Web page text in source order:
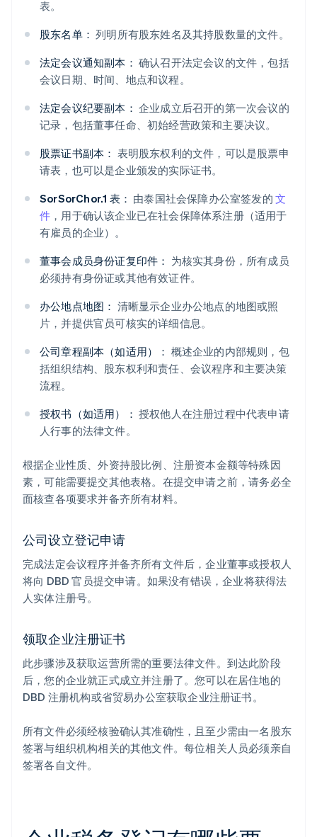
表。
股东名单： 列明所有股东姓名及其持股数量的文件。
法定会议通知副本： 确认召开法定会议的文件，包括
会议日期、时间、地点和议程。
法定会议纪要副本： 企业成立后召开的第一次会议的
记录，包括董事任命、初始经营政策和主要决议。
股票证书副本： 表明股东权利的文件，可以是股票申
请表，也可以是企业颁发的实际证书。
SorSorChor.1 表： 由泰国社会保障办公室签发的 文
件 ，用于确认该企业已在社会保障体系注册（适用于
有雇员的企业）。
董事会成员身份证复印件： 为核实其身份，所有成员
必须持有身份证或其他有效证件。
办公地点地图： 清晰显示企业办公地点的地图或照
片，并提供官员可核实的详细信息。
公司章程副本（如适用）： 概述企业的内部规则，包
括组织结构、股东权利和责任、会议程序和主要决策
流程。
授权书（如适用）： 授权他人在注册过程中代表申请
人行事的法律文件。
根据企业性质、外资持股比例、注册资本金额等特殊因
素，可能需要提交其他表格。在提交申请之前，请务必全
面核查各项要求并备齐所有材料。
公司设立登记申请
完成法定会议程序并备齐所有文件后，企业董事或授权人
将向 DBD 官员提交申请。如果没有错误，企业将获得法
人实体注册号。
领取企业注册证书
此步骤涉及获取运营所需的重要法律文件。到达此阶段
后，您的企业就正式成立并注册了。您可以在居住地的
DBD 注册机构或省贸易办公室获取企业注册证书。
所有文件必须经核验确认其准确性，且至少需由一名股东
签署与组织机构相关的其他文件。每位相关人员必须亲自
签署各自文件。